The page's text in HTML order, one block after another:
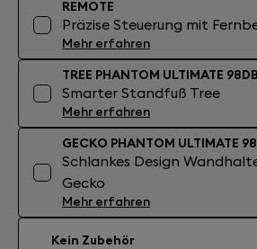
REMOTE
Präzise Steuerung mit
Mehr erfahren
TREE PHANTOM ULTIMATE 98DB
Smarter Standfuß Tree
Mehr erfahren
GECKO PHANTOM ULTIMATE
Schlankes Design
Gecko
Mehr erfahren
Kein Zubehör